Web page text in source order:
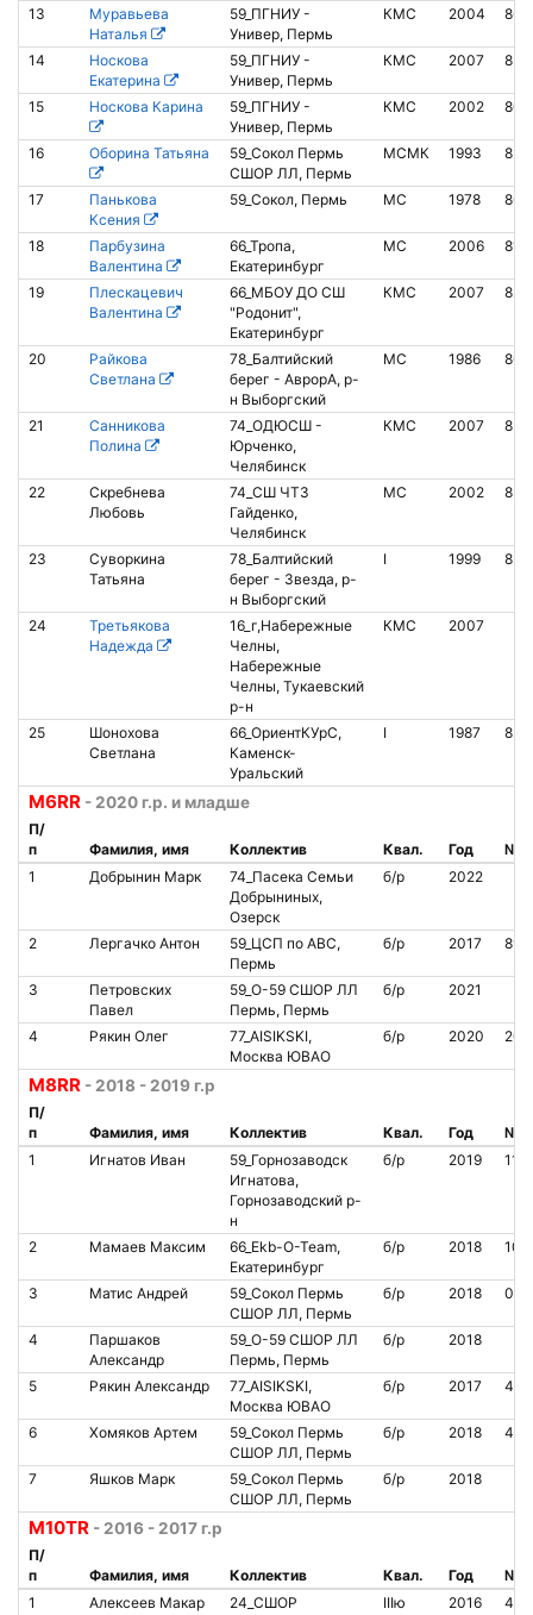
13
Муравьева
Наталья
59_ПГНИУ -
Универ, Пермь
КМС 2004
14
Носкова
Екатерина
59_ПГНИУ -
Универ, Пермь
КМС 2007
15 Носкова Карина
59_ПГНИУ -
Универ, Пермь
КМС 2002
16 Оборина Татьяна
59_Сокол Пермь
СШОР ЛЛ, Пермь
МСМК 1993
17
Панькова
Ксения
59_Сокол, Пермь МС 1978
18
Парбузина
Валентина
66_Тропа,
Екатеринбург
МС 2006
19
Плескацевич
Валентина
66_МБОУ ДО СШ
"Родонит",
Екатеринбург
КМС 2007
20
Райкова
Светлана
78_Балтийский
берег - АврорА, р-
н Выборгский
МС 1986
21
Санникова
Полина
74_ОДЮСШ -
Юрченко,
Челябинск
КМС 2007
22
Скребнева
Любовь
74_СШ ЧТЗ
Гайденко,
Челябинск
МС 2002
23
Суворкина
Татьяна
78_Балтийский
берег - Звезда, р-
н Выборгский
I 1999
24
Третьякова
Надежда
16_г,Набережные
Челны,
Набережные
Челны, Тукаевский
р-н
КМС 2007
25
Шонохова
Светлана
66_ОриентКУрС,
Каменск-
Уральский
I 1987
М6RR - 2020 г.р. и младше
П/
п
Фамилия, имя Коллектив Квал. Год
№
1
Добрынин Марк
74_Пасека Семьи
Добрыниных,
Озерск
б/р 2022
2 Лергачко Антон
59_ЦСП по АВС,
Пермь
б/р 2017
3
Петровских
Павел
59_O-59 СШОР ЛЛ
Пермь, Пермь
б/р 2021
4 Рякин Олег
77_AISIKSKI,
Москва ЮВАО
б/р 2020
М8RR - 2018 - 2019 г.р
П/
п
Фамилия, имя Коллектив Квал. Год
№
1
Игнатов Иван
59_Горнозаводск
Игнатова,
Горнозаводский р-
н
б/р 2019
2 Мамаев Максим
66_Ekb-O-Team,
Екатеринбург
б/р 2018
3 Матис Андрей
59_Сокол Пермь
СШОР ЛЛ, Пермь
б/р 2018
4
Паршаков
Александр
59_O-59 СШОР ЛЛ
Пермь, Пермь
б/р 2018
5 Рякин Александр
77_AISIKSKI,
Москва ЮВАО
б/р 2017
6 Хомяков Артем
59_Сокол Пермь
СШОР ЛЛ, Пермь
б/р 2018
7 Яшков Марк
59_Сокол Пермь
СШОР ЛЛ, Пермь
б/р 2018
М10TR - 2016 - 2017 г.р
П/
п
Фамилия, имя Коллектив Квал. Год
№
1
Алексеев Макар
24_СШОР
IIIю 2016